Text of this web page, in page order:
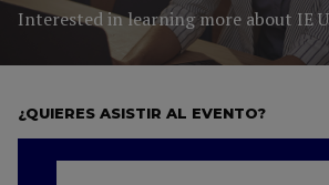
Interested in learning more about IE
¿QUIERES ASISTIR AL EVENTO?